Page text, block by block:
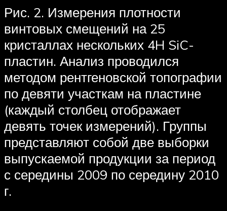
Рис. 2. Измерения плотности
винтовых смещений на 25
кристаллах нескольких 4H SiC-
пластин. Анализ проводился
методом рентгеновской топографии
по девяти участкам на пластине
(каждый столбец отображает
девять точек измерений). Группы
представляют собой две выборки
выпускаемой продукции за период
с середины 2009 по середину 2010
г.